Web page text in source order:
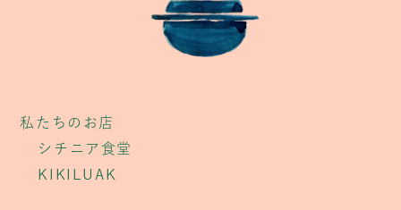
私たちのお店
シチニア食堂
KIKILUAK